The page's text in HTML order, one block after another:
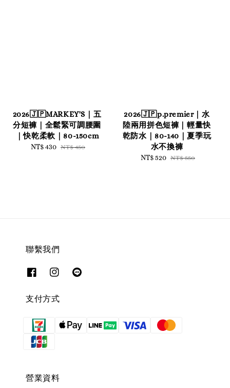
2026🇯🇵MARKEY'S｜五
分短褲｜全鬆緊可調腰圍
｜快乾柔軟｜80-150cm
Sale
NT$ 430 Regular
NT$ 450
2026🇯🇵p.premier｜水
陸兩用拼色短褲｜輕量快
乾防水｜80-140｜夏季玩
水不換褲
Sale
NT$ 520 Regular
NT$ 550
聯繫我們
支付方式
營業資料